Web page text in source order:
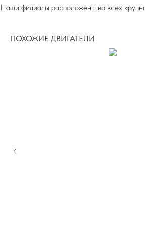
Наши филиалы расположены во всех
ПОХОЖИЕ ДВИГАТЕЛИ